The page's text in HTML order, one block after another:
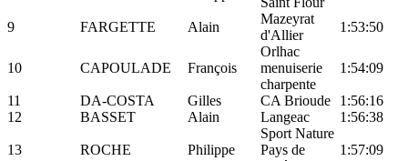
9 FARGETTE Alain
Mazeyrat
d'Allier
1:53:50
10 CAPOULADE François
Orlhac
menuiserie
charpente
1:54:09
11 DA-COSTA Gilles CA Brioude
1:56:16
12
BASSET Alain Langeac 1:56:38
13 ROCHE Philippe
Sport Nature
Pays de
1:57:09